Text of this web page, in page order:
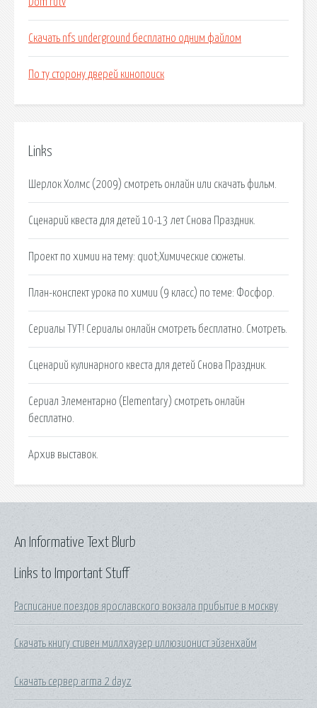
Dom rutv
Скачать nfs underground бесплатно одним файлом
По ту сторону дверей кинопоиск
Links
Шерлок Холмс (2009) смотреть онлайн или скачать фильм.
Сценарий квеста для детей 10-13 лет Снова Праздник.
Проект по химии на тему: quot;Химические сюжеты.
План-конспект урока по химии (9 класс) по теме: Фосфор.
Сериалы ТУТ! Сериалы онлайн смотреть бесплатно. Смотреть.
Сценарий кулинарного квеста для детей Снова Праздник.
Сериал Элементарно (Elementary) смотреть онлайн
бесплатно.
Архив выставок.
Links to Important Stuff
Расписание поездов ярославского вокзала прибытие в москву
Скачать книгу стивен миллхаузер иллюзионист эйзенхайм
Скачать сервер arma 2 dayz
An Informative Text Blurb